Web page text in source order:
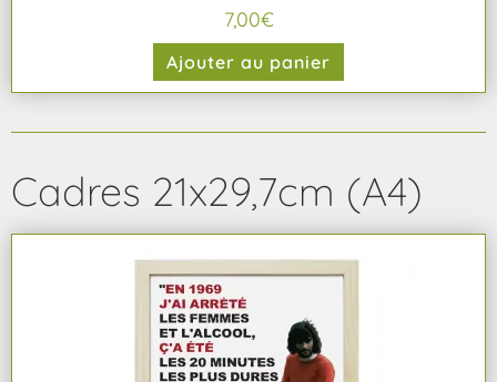
7,00€
Ajouter au panier
Cadres 21x29,7cm (A4)